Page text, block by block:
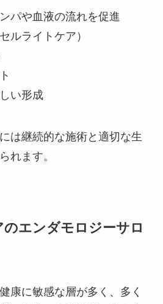
パや血液の流れを促進
ルライトケア）
い形成
は継続的な施術と適切な生
れます。
エンダモロジーサロ
康に敏感な層が多く、多く